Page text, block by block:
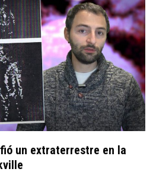
un extraterrestre en la